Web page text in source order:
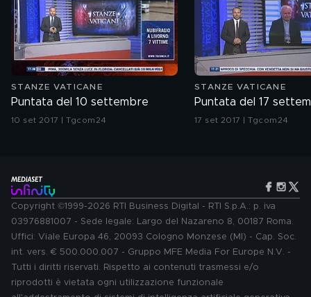
STANZE VATICANE
Puntata del 10 settembre
10 set 2017 | Tgcom24
STANZE VATICANE
Puntata del 17
17 set 2017 | Tgcom24
Copyright ©1999-2026 RTI Business Digital - RTI S.p.A.: p. iva
03976881007 - Sede legale: Largo del Nazareno 8, 00187 Roma.
Uffici: Viale Europa 46, 20093 Cologno Monzese (MI) - Cap. Soc.
int. vers. € 500.000.007 - Gruppo MFE Media For Europe N.V. -
Tutti i diritti riservati. Rispetto ai contenuti trasmessi e/o
riprodotti è vietata ogni utilizzazione funzionale